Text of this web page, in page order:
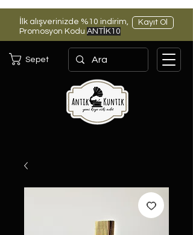
İlk alışverinizde %10 indirim,
Promosyon Kodu ANTİK10
Kayıt Ol
Sepet